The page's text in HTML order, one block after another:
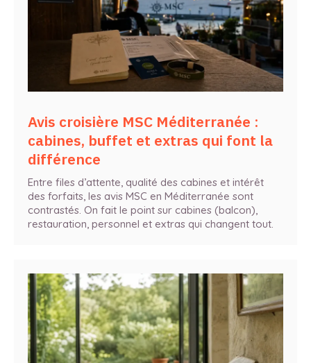
Avis croisière MSC Méditerranée :
cabines, buffet et extras qui font la
différence
Entre files d’attente, qualité des cabines et intérêt
des forfaits, les avis MSC en Méditerranée sont
contrastés. On fait le point sur cabines (balcon),
restauration, personnel et extras qui changent tout.